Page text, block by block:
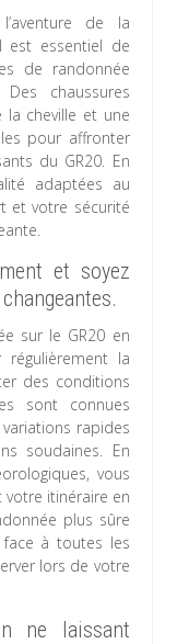
de la
est essentiel de
de randonnée
chaussures
cheville et une
pour affronter
du GR20. En
adaptées au
et votre sécurité
et soyez
sur le GR20 en
la
des conditions
sont connues
rapides
soudaines. En
vous
itinéraire en
plus sûre
à toutes les
lors de votre
ne laissant